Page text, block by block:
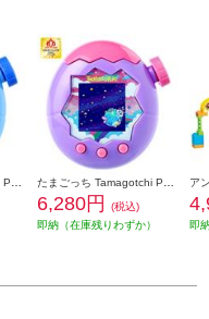
6,280円
(税込)
即納（在庫残りわずか）
即